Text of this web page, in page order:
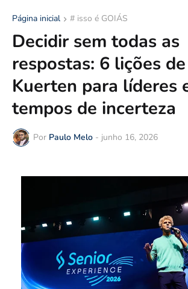
Página inicial # isso é GOIÁS
Decidir sem todas as
respostas: 6 lições
Kuerten para líderes
tempos de incerteza
Por Paulo Melo - junho 16, 2026